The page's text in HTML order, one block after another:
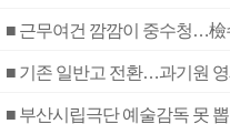
■ 근무여건 깜깜이 중수청…檢
■ 기존 일반고 전환…과기원
■ 부산시립극단 예술감독 못